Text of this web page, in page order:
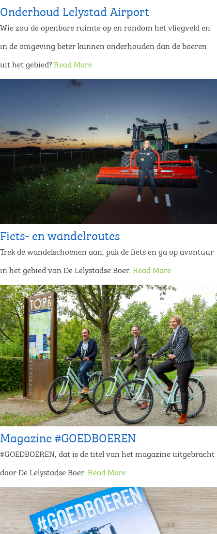
Onderhoud Lelystad Airport
Wie zou de openbare ruimte op en rondom het vliegveld en
in de omgeving beter kunnen onderhouden dan de boeren
uit het gebied?Read More
Fiets- en wandelroutes
Trek de wandelschoenen aan, pak de fiets en ga op avontuur
in het gebied van De Lelystadse Boer. Read More
Magazine #GOEDBOEREN
#GOEDBOEREN, dat is de titel van het magazine uitgebracht
door De Lelystadse Boer. Read More